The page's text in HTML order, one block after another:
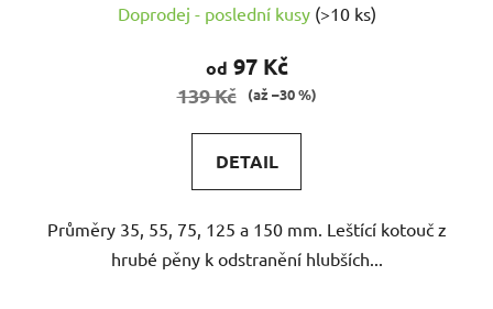
Doprodej - poslední kusy (>10 ks)
od 97 Kč
139 Kč (až –30 %)
DETAIL
Průměry 35, 55, 75, 125 a 150 mm. Leštící kotouč z
hrubé pěny k odstranění hlubších...